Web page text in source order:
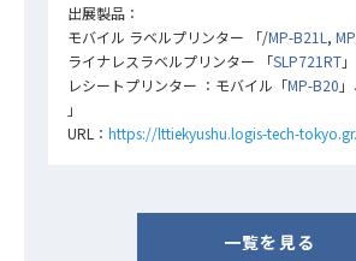
出展製品：
モバイル ラベルプリンター 「/MP-B21L ,
ライナレスラベルプリンター 「SLP721RT」
レシートプリンター ：モバイル「MP-B20
」
URL： https://lttiekyushu.logis-tech-
一覧を見る